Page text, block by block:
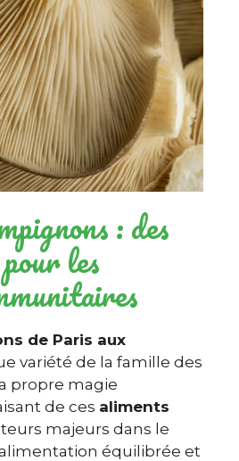
: des
les
de Paris aux
variété de la famille des
propre magie
de ces aliments
majeurs dans le
équilibrée et